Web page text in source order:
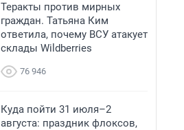
Теракты против мирных
граждан. Татьяна Ким
ответила, почему ВСУ атакует
склады Wildberries
76 946
Куда пойти 31 июля–2
августа: праздник флоксов,